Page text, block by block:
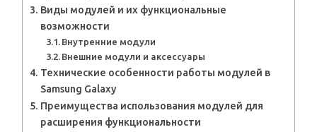
Виды модулей и их функциональные
возможности
Внутренние модули
Внешние модули и аксессуары
Технические особенности работы модулей в
Samsung Galaxy
Преимущества использования модулей для
расширения функциональности